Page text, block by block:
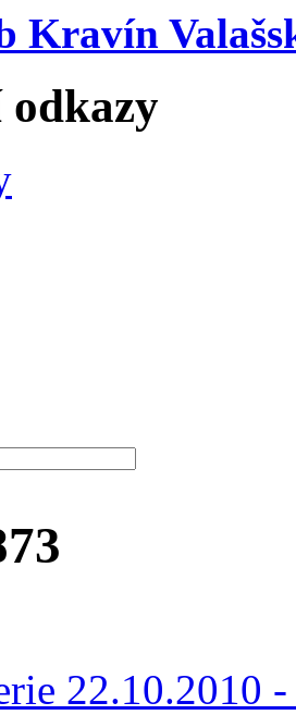
Kravín
22.10.2010 -